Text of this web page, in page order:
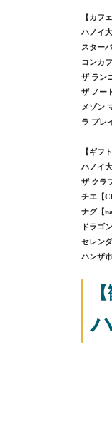
【カフェ
ハノイ
スター
コンカ
ザ ラン
ザ ノー
メゾン
ラ プレ
【ギフト
ハノイ
ザ クラ
チエ【
ナグ【
ドラゴ
セレン
ハンザ